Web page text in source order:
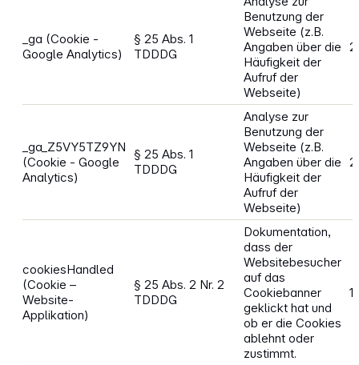
_ga (Cookie -
Google Analytics)
§ 25 Abs. 1
TDDDG
Benutzung der
Webseite (z.B.
Angaben über die
Häufigkeit der
Aufruf der
Webseite)
_ga_Z5VY5TZ9YN
(Cookie - Google
Analytics)
§ 25 Abs. 1
TDDDG
Analyse zur
Benutzung der
Webseite (z.B.
Angaben über die
Häufigkeit der
Aufruf der
Webseite)
cookiesHandled
(Cookie –
Website-
Applikation)
§ 25 Abs. 2 Nr. 2
TDDDG
Dokumentation,
dass der
Websitebesucher
auf das
Cookiebanner
geklickt hat und
ob er die Cookies
ablehnt oder
zustimmt.
1